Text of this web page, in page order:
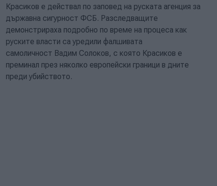
Красиков е действал по заповед на руската агенция за
държавна сигурност ФСБ. Разследващите
демонстрираха подробно по време на процеса как
руските власти са уредили фалшивата
самоличност Вадим Солоков, с която Красиков е
преминал през няколко европейски граници в дните
преди убийството.